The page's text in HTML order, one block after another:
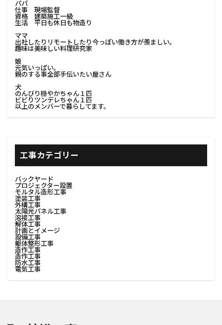
パパ
仕事 現場監督
資格 建築施工一級
生活 平日も休日も物造り
ママ
出社したりリモートしたり今っぽい働き方が羨ましい。
趣味は美味しい料理研究家
娘
元気いっぱい。
親のする事全部手伝いたい屋さん
犬
のんびり穏やかちゃん１匹
ビビりツンデレちゃん１匹
以上のメンバーで暮らしてます。
工事カテゴリー
バックヤード
プロジェクター設置
モルタル造形工事
塗装工事
外構工事
太陽光パネル工事
溶接工事
解体工事
計画とイメージ
設備工事
躯体整形工事
造作工事
造作工事
防水工事
電気工事